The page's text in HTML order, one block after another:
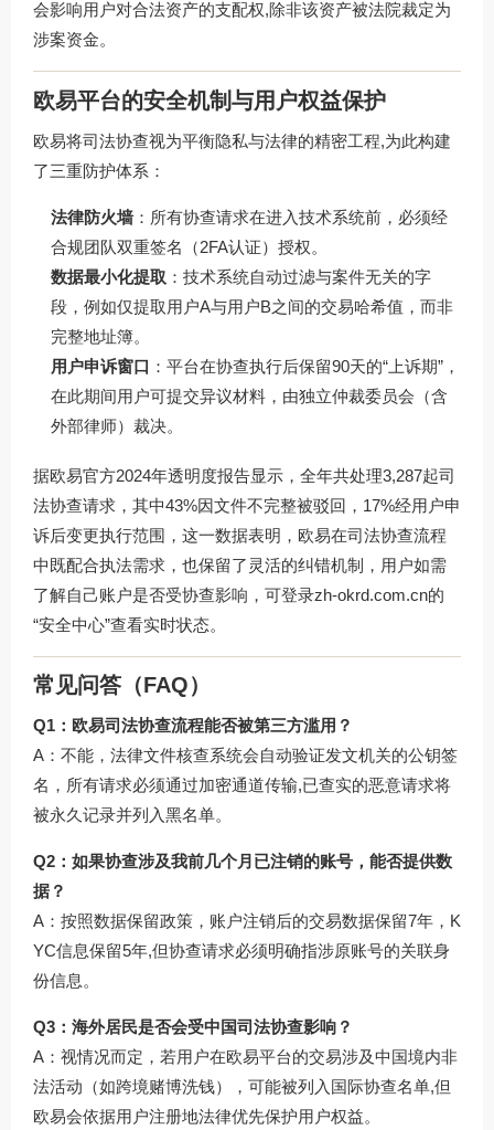
会影响用户对合法资产的支配权,除非该资产被法院裁定为
涉案资金。
欧易平台的安全机制与用户权益保护
欧易将司法协查视为平衡隐私与法律的精密工程,为此构建
了三重防护体系：
法律防火墙：所有协查请求在进入技术系统前，必须经
合规团队双重签名（2FA认证）授权。
数据最小化提取 ：技术系统自动过滤与案件无关的字
段，例如仅提取用户A与用户B之间的交易哈希值，而非
完整地址簿。
用户申诉窗口 ：平台在协查执行后保留90天的“上诉期”，
在此期间用户可提交异议材料，由独立仲裁委员会（含
外部律师）裁决。
据欧易官方2024年透明度报告显示，全年共处理3,287起司
法协查请求，其中43%因文件不完整被驳回，17%经用户申
诉后变更执行范围，这一数据表明，欧易在司法协查流程
中既配合执法需求，也保留了灵活的纠错机制，用户如需
了解自己账户是否受协查影响，可登录zh-okrd.com.cn的
“安全中心”查看实时状态。
常见问答（FAQ）
Q1：欧易司法协查流程能否被第三方滥用？
A：不能，法律文件核查系统会自动验证发文机关的公钥签
名，所有请求必须通过加密通道传输,已查实的恶意请求将
被永久记录并列入黑名单。
Q2：如果协查涉及我前几个月已注销的账号，能否提供数
据？
A：按照数据保留政策，账户注销后的交易数据保留7年，K
YC信息保留5年,但协查请求必须明确指涉原账号的关联身
份信息。
Q3：海外居民是否会受中国司法协查影响？
A：视情况而定，若用户在欧易平台的交易涉及中国境内非
法活动（如跨境赌博洗钱），可能被列入国际协查名单,但
欧易会依据用户注册地法律优先保护用户权益。